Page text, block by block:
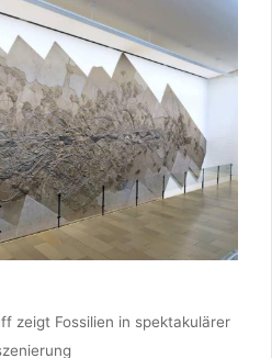
zeigt Fossilien in spektakulärer